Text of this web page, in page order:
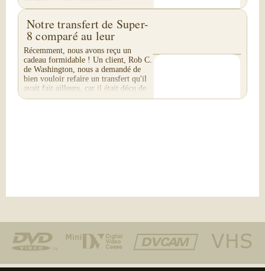
particulière...
Notre transfert de Super-
8 comparé au leur
Récemment, nous avons reçu un
cadeau formidable ! Un client, Rob C.
de Washington, nous a demandé de
bien vouloir refaire un transfert qu'il
avait fait ailleurs, car il était déçu de
leur...